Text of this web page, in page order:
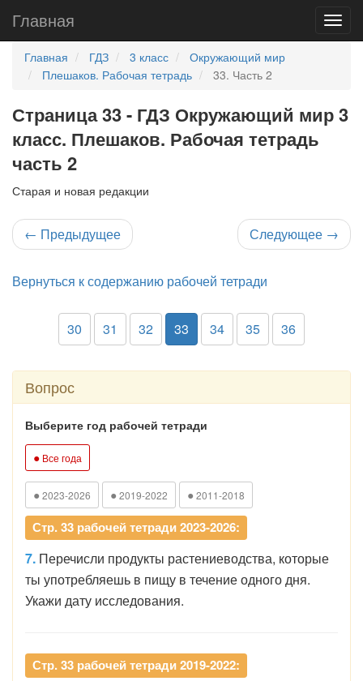
Главная
Главная ГДЗ 3 класс
Окружающий мир
Плешаков. Рабочая тетрадь
33. Часть 2
Страница 33 - ГДЗ Окружающий мир 3
класс. Плешаков. Рабочая тетрадь
часть 2
Старая и новая редакции
← Предыдущее Следующее →
Вернуться к содержанию рабочей тетради
30 31 32 33 34 35 36
Вопрос
Выберите год рабочей тетради
● Все года
● 2023-2026 ● 2019-2022 ● 2011-2018
Стр. 33 рабочей тетради 2023-2026:
7. Перечисли продукты растениеводства, которые
ты употребляешь в пищу в течение одного дня.
Укажи дату исследования.
Стр. 33 рабочей тетради 2019-2022: